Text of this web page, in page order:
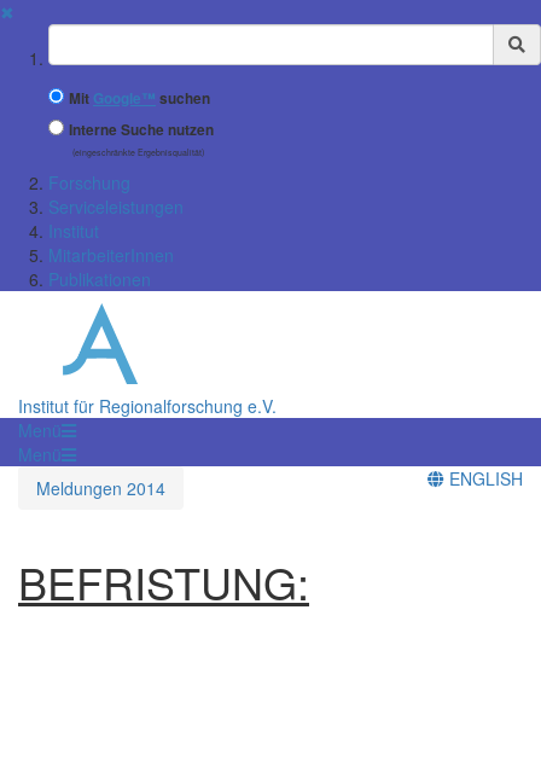
✖
Suchbegriff
Mit Google™ suchen
Interne Suche nutzen
(eingeschränkte Ergebnisqualität)
Forschung
Serviceleistungen
Institut
MitarbeiterInnen
Publikationen
Institut für Regionalforschung e.V.
Menü
Menü
Meldungen 2014
ENGLISH
BEFRISTUNG: